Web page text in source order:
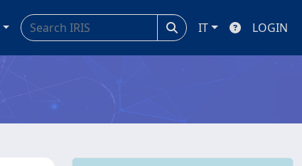
IT LOGIN